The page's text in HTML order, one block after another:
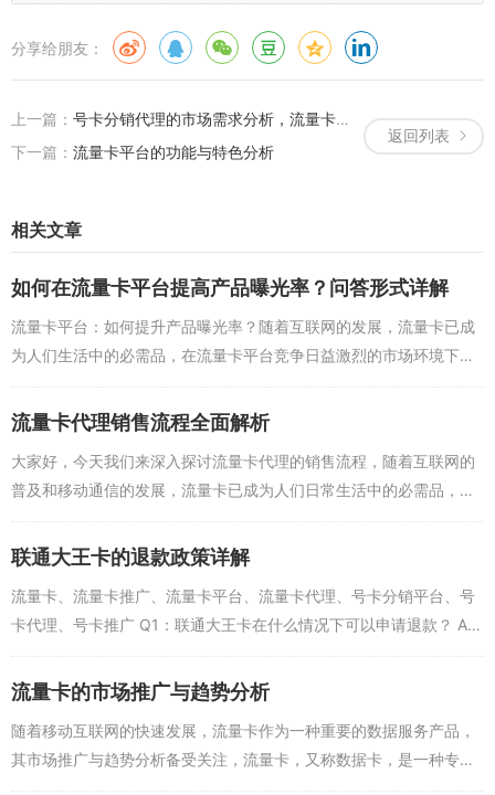
联通的“无限流量”套餐在一定程度上满足了用户的需求，但其真实含
明确了解其具体的使用规则和限制条件，在选择流量卡平台和渠道
时，也需要注意其信誉和口碑，建议用户在选择流量套餐时，要根据
用，避免超出流量额度后被限速或产生额外的费用。
联通的“无限流量”套餐在一定程度上满足了用户的需求，但在使用过
程中仍需注意其真实含义和使用规则，选择合适的流量卡平台和渠道
也是非常重要的，希望以上解答能帮助大家更好地理解联通的“无限流
量”套餐和其他相关问题。
分享给朋友：
返回列表
上一篇： 号卡分销代理的市场需求分析，流量卡与线上推广的新机遇
下一篇： 流量卡平台的功能与特色分析
相关文章
如何在流量卡平台提高产品曝光率？问答形式详解
流量卡平台：如何提升产品曝光率？随着互联网的发展，流量卡已成
为人们生活中的必需品，在流量卡平台竞争日益激烈的市场环境下，
如何提高产品曝光率，吸引更多潜在用户，成为众多流量卡平台关注
的焦点，本文将围绕流...
流量卡代理销售流程全面解析
大家好，今天我们来深入探讨流量卡代理的销售流程，随着互联网的
普及和移动通信的发展，流量卡已成为人们日常生活中的必需品，越
来越多的人开始关注流量卡代理这一行业，那么作为流量卡代理，该
如何进行销售呢？下面...
联通大王卡的退款政策详解
流量卡、流量卡推广、流量卡平台、流量卡代理、号卡分销平台、号
卡代理、号卡推广 Q1：联通大王卡在什么情况下可以申请退款？ A：
联通大王卡作为市面上备受关注的互联网通信产品，其退款政策主要
分为几种...
流量卡的市场推广与趋势分析
随着移动互联网的快速发展，流量卡作为一种重要的数据服务产品，
其市场推广与趋势分析备受关注，流量卡，又称数据卡，是一种专门
为移动设备提供流量的SIM卡，用户可以通过购买流量卡来满足自己